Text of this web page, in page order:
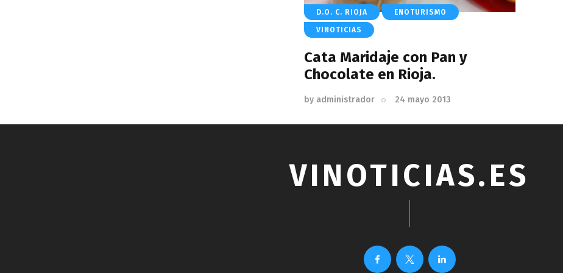
D.O. C. RIOJA ENOTURISMO
VINOTICIAS
Cata Maridaje con Pan y
Chocolate en Rioja.
by administrador 24 mayo 2013
VINOTICIAS.ES